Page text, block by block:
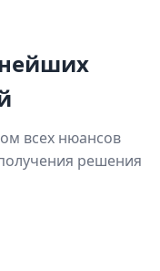
всех нюансов
решения